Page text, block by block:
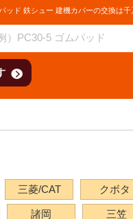
ッド 鉄シュー 建機カバーの交換は千
三菱/CAT クボタ
諸岡 三笠